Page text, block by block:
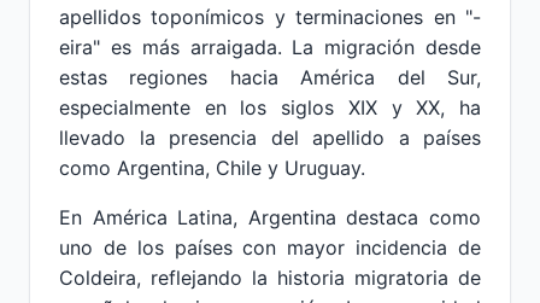
apellidos toponímicos y terminaciones en "-
eira" es más arraigada. La migración desde
estas regiones hacia América del Sur,
especialmente en los siglos XIX y XX, ha
llevado la presencia del apellido a países
como Argentina, Chile y Uruguay.
En América Latina, Argentina destaca como
uno de los países con mayor incidencia de
Coldeira, reflejando la historia migratoria de